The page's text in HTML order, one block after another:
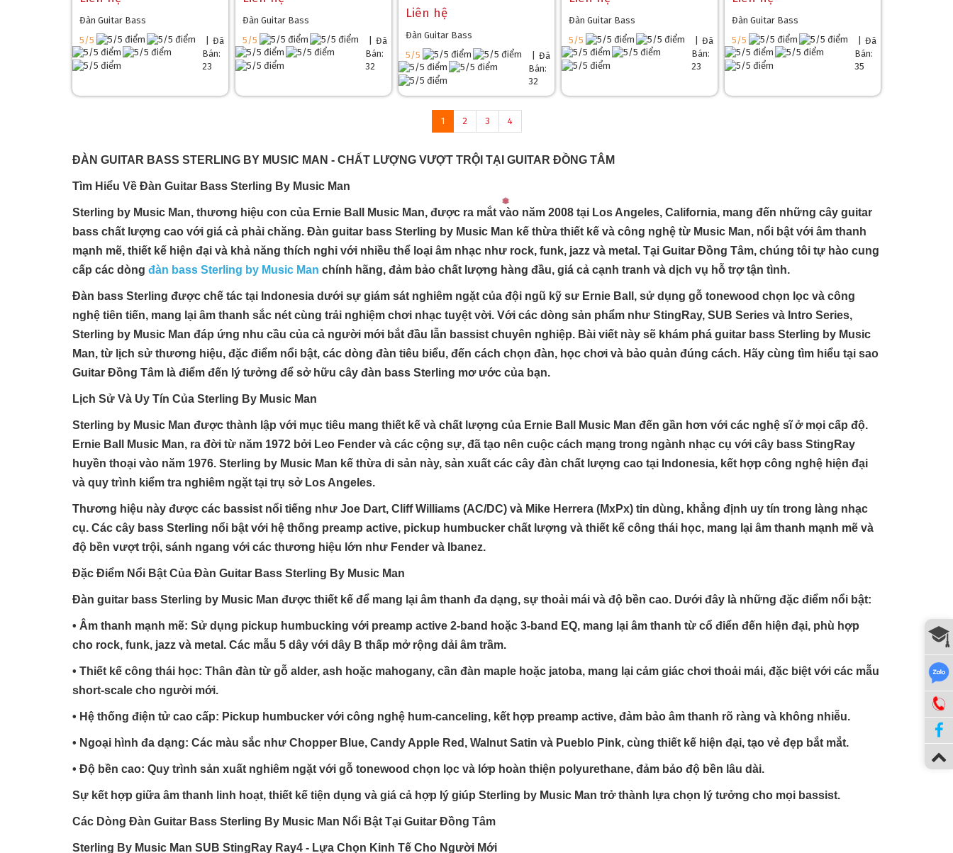
❅
Đàn Guitar Bass
5/5
Đã
Bán:
23
Đàn Guitar Bass
5/5
Đã
Bán:
32
Liên hệ
Đàn Guitar Bass
5/5
Đã
Bán:
32
Đàn Guitar Bass
5/5
Đã
Bán:
23
Đàn Guitar Bass
5/5
Đã
Bán:
35
1 2 3 4
ĐÀN GUITAR BASS STERLING BY MUSIC MAN - CHẤT LƯỢNG VƯỢT TRỘI TẠI GUITAR ĐỒNG TÂM
Tìm Hiểu Về Đàn Guitar Bass Sterling By Music Man
Sterling by Music Man, thương hiệu con của Ernie Ball Music Man, được ra mắt vào năm 2008 tại Los Angeles, California, mang đến những cây guitar
bass chất lượng cao với giá cả phải chăng. Đàn guitar bass Sterling by Music Man kế thừa thiết kế và công nghệ từ Music Man, nổi bật với âm thanh
mạnh mẽ, thiết kế hiện đại và khả năng thích nghi với nhiều thể loại âm nhạc như rock, funk, jazz và metal. Tại Guitar Đồng Tâm, chúng tôi tự hào cung
cấp các dòng đàn bass Sterling by Music Man chính hãng, đảm bảo chất lượng hàng đầu, giá cả cạnh tranh và dịch vụ hỗ trợ tận tình.
Đàn bass Sterling được chế tác tại Indonesia dưới sự giám sát nghiêm ngặt của đội ngũ kỹ sư Ernie Ball, sử dụng gỗ tonewood chọn lọc và công
nghệ tiên tiến, mang lại âm thanh sắc nét cùng trải nghiệm chơi nhạc tuyệt vời. Với các dòng sản phẩm như StingRay, SUB Series và Intro Series,
Sterling by Music Man đáp ứng nhu cầu của cả người mới bắt đầu lẫn bassist chuyên nghiệp. Bài viết này sẽ khám phá guitar bass Sterling by Music
Man, từ lịch sử thương hiệu, đặc điểm nổi bật, các dòng đàn tiêu biểu, đến cách chọn đàn, học chơi và bảo quản đúng cách. Hãy cùng tìm hiểu tại sao
Guitar Đồng Tâm là điểm đến lý tưởng để sở hữu cây đàn bass Sterling mơ ước của bạn.
Lịch Sử Và Uy Tín Của Sterling By Music Man
Sterling by Music Man được thành lập với mục tiêu mang thiết kế và chất lượng của Ernie Ball Music Man đến gần hơn với các nghệ sĩ ở mọi cấp độ.
Ernie Ball Music Man, ra đời từ năm 1972 bởi Leo Fender và các cộng sự, đã tạo nên cuộc cách mạng trong ngành nhạc cụ với cây bass StingRay
huyền thoại vào năm 1976. Sterling by Music Man kế thừa di sản này, sản xuất các cây đàn chất lượng cao tại Indonesia, kết hợp công nghệ hiện đại
và quy trình kiểm tra nghiêm ngặt tại trụ sở Los Angeles.
Thương hiệu này được các bassist nổi tiếng như Joe Dart, Cliff Williams (AC/DC) và Mike Herrera (MxPx) tin dùng, khẳng định uy tín trong làng nhạc
cụ. Các cây bass Sterling nổi bật với hệ thống preamp active, pickup humbucker chất lượng và thiết kế công thái học, mang lại âm thanh mạnh mẽ và
độ bền vượt trội, sánh ngang với các thương hiệu lớn như Fender và Ibanez.
Đặc Điểm Nổi Bật Của Đàn Guitar Bass Sterling By Music Man
Đàn guitar bass Sterling by Music Man được thiết kế để mang lại âm thanh đa dạng, sự thoải mái và độ bền cao. Dưới đây là những đặc điểm nổi bật:
• Âm thanh mạnh mẽ: Sử dụng pickup humbucking với preamp active 2-band hoặc 3-band EQ, mang lại âm thanh từ cổ điển đến hiện đại, phù hợp
cho rock, funk, jazz và metal. Các mẫu 5 dây với dây B thấp mở rộng dải âm trầm.
• Thiết kế công thái học: Thân đàn từ gỗ alder, ash hoặc mahogany, cần đàn maple hoặc jatoba, mang lại cảm giác chơi thoải mái, đặc biệt với các mẫu
short-scale cho người mới.
• Hệ thống điện tử cao cấp: Pickup humbucker với công nghệ hum-canceling, kết hợp preamp active, đảm bảo âm thanh rõ ràng và không nhiễu.
• Ngoại hình đa dạng: Các màu sắc như Chopper Blue, Candy Apple Red, Walnut Satin và Pueblo Pink, cùng thiết kế hiện đại, tạo vẻ đẹp bắt mắt.
• Độ bền cao: Quy trình sản xuất nghiêm ngặt với gỗ tonewood chọn lọc và lớp hoàn thiện polyurethane, đảm bảo độ bền lâu dài.
Sự kết hợp giữa âm thanh linh hoạt, thiết kế tiện dụng và giá cả hợp lý giúp Sterling by Music Man trở thành lựa chọn lý tưởng cho mọi bassist.
Các Dòng Đàn Guitar Bass Sterling By Music Man Nổi Bật Tại Guitar Đồng Tâm
Sterling By Music Man SUB StingRay Ray4 - Lựa Chọn Kinh Tế Cho Người Mới